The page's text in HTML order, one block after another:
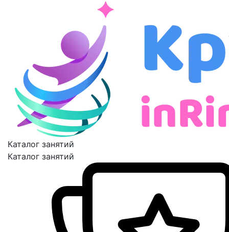
Каталог занятий
Каталог занятий